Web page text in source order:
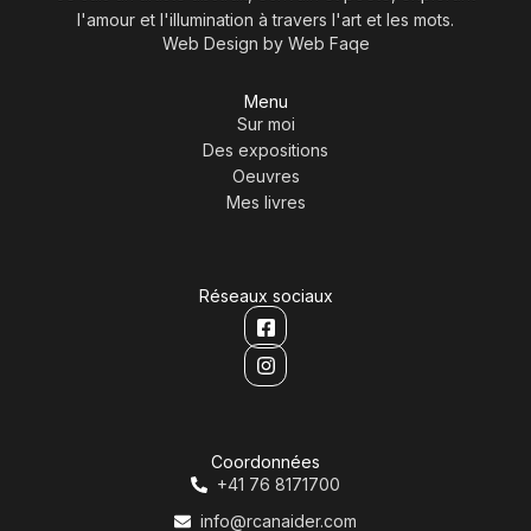
l'amour et l'illumination à travers l'art et les mots.
Web Design by Web Faqe
Menu
Sur moi
Des expositions
Oeuvres
Mes livres
Réseaux sociaux
Coordonnées
+41 76 8171700
info@rcanaider.com